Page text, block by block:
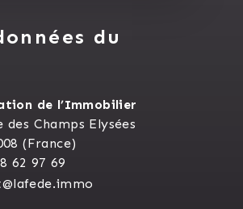
du
de l’Immobilier
des Champs Elysées
(France)
62 97 69